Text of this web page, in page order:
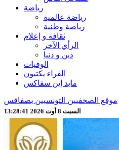
رياضة
رياضة عالمية
رياضة وطنية
ثقافة و إعلام
الرأي الآخر
دين و دنيا
الوفيات
القراء يكتبون
مايد إين سفاكس
موقع الصحفيين التونسيين بصفاقس
السبت 8 أوت 2026 13:28:43